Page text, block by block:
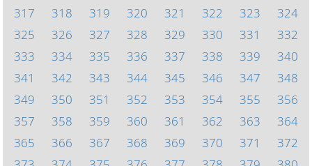
317
318 319 320 321 322 323
324
325
326 327 328 329 330 331
332
333
334 335 336 337 338 339
340
341
342 343 344 345 346 347
348
349
350 351 352 353 354 355
356
357
358 359 360 361 362 363
364
365
366 367 368 369 370 371
372